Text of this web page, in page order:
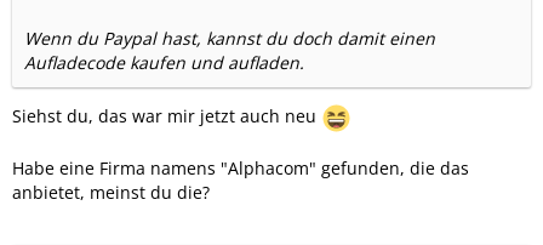
Wenn du Paypal hast, kannst du doch damit einen
Aufladecode kaufen und aufladen.
Siehst du, das war mir jetzt auch neu
Habe eine Firma namens "Alphacom" gefunden, die das
anbietet, meinst du die?